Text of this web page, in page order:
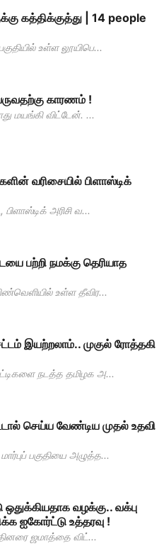
கத்திக்குத்து | 14 people
உள்ள லூயிபெ...
காரணம் !
மயங்கி விட்டேன். ...
வரிசையில் பிளாஸ்டிக்
பிளாஸ்டிக் அரிசி வ...
பற்றி நமக்கு தெரியாத
உள்ள தீவிர...
இயற்றலாம்.. முகுல் ரோத்தகி
நடத்த தமிழக அ...
செய்ய வேண்டிய முதல் உதவி
பகுதியை அழுத்த...
ஒதுக்கியதாக வழக்கு.. வக்பு
ஐகோர்ட்டு உத்தரவு !
ஜமாத்தை விட்...